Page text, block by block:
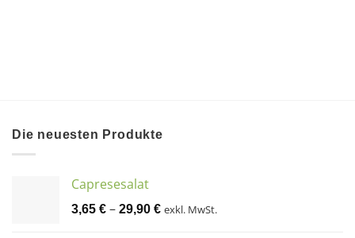
Die neuesten Produkte
Capresesalat
3,65 € – 29,90 € exkl. MwSt.